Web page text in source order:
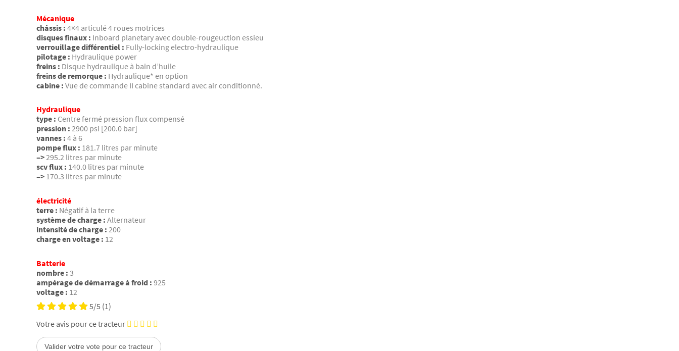
Mécanique
châssis : 4×4 articulé 4 roues motrices
disques finaux : Inboard planetary avec double-rougeuction essieu
verrouillage différentiel : Fully-locking electro-hydraulique
pilotage : Hydraulique power
freins : Disque hydraulique à bain d’huile
freins de remorque : Hydraulique* en option
cabine : Vue de commande II cabine standard avec air conditionné.
Hydraulique
type : Centre fermé pression flux compensé
pression : 2900 psi [200.0 bar]
vannes : 4 à 6
pompe flux : 181.7 litres par minute
–>295.2 litres par minute
scv flux : 140.0 litres par minute
–> 170.3 litres par minute
électricité
terre : Négatif à la terre
système de charge : Alternateur
intensité de charge : 200
charge en voltage : 12
Batterie
nombre : 3
ampérage de démarrage à froid : 925
voltage : 12
5/5 (1)
Votre avis pour ce tracteur